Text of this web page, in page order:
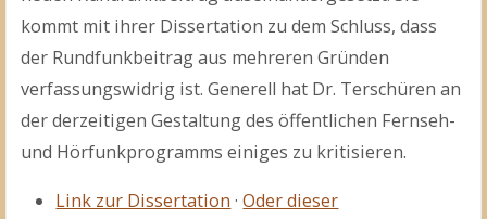
kommt mit ihrer Dissertation zu dem Schluss, dass
der Rundfunkbeitrag aus mehreren Gründen
verfassungswidrig ist. Generell hat Dr. Terschüren an
der derzeitigen Gestaltung des öffentlichen Fernseh-
und Hörfunkprogramms einiges zu kritisieren.
Link zur Dissertation ·Oder dieser